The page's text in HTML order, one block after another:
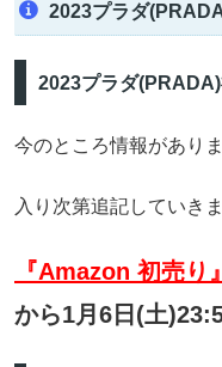
2023プラダ
2023プラダ
今のところ情報がありま
入り次第追記していきま
『Amazon 初売り』
から1月6日(土